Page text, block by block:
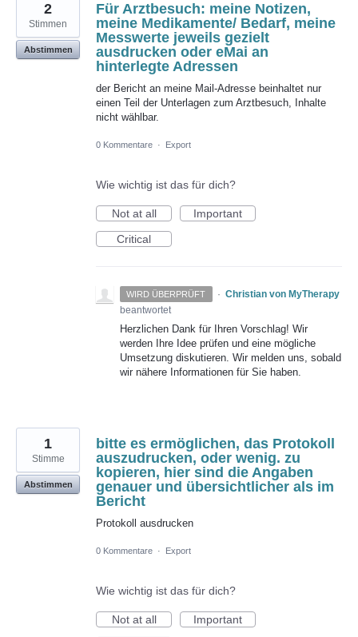
Für Arztbesuch: meine Notizen,
meine Medikamente/ Bedarf, meine
Messwerte jeweils gezielt
ausdrucken oder eMai an
hinterlegte Adressen
der Bericht an meine Mail-Adresse beinhaltet nur
einen Teil der Unterlagen zum Arztbesuch, Inhalte
nicht wählbar.
2
Stimmen
Abstimmen
0 Kommentare · Export
Wie wichtig ist das für dich?
Not at all
Important
Critical
WIRD ÜBERPRÜFT · Christian von MyTherapy
beantwortet
Herzlichen Dank für Ihren Vorschlag! Wir
werden Ihre Idee prüfen und eine mögliche
Umsetzung diskutieren. Wir melden uns, sobald
wir nähere Informationen für Sie haben.
bitte es ermöglichen, das Protokoll
auszudrucken, oder wenig. zu
kopieren, hier sind die Angaben
genauer und übersichtlicher als im
Bericht
Protokoll ausdrucken
1
Stimme
Abstimmen
0 Kommentare · Export
Wie wichtig ist das für dich?
Not at all
Important